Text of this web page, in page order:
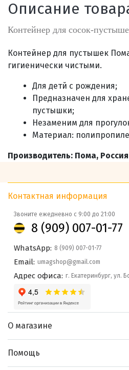
службами Пэк, Кит, Луч, Сдэк, Озон
доставка, Почта РФ или любой
транспортной компанией на Ваш
городов)
Описание
Контейнер для сосок-
Контейнер для пустышек
гигиенически чистыми.
Для детй с рождения;
Предназначен для
пустышки;
Незаменим для
Материал:
Производитель: Пома, Россия
Контактная информация
Звоните ежедневно с 9:00 до 21:00
8 (909) 007-01-77
WhatsApp: 8 (909) 007-01-77
Email: umagshop@gmail.com
Адрес офиса: г. Екатеринбург, ул.
О магазине
Помощь